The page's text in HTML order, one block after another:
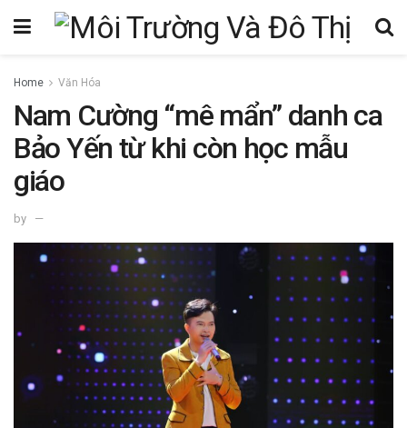
Home Văn Hóa
Nam Cường “mê mẩn” danh ca
Bảo Yến từ khi còn học mẫu
giáo
by